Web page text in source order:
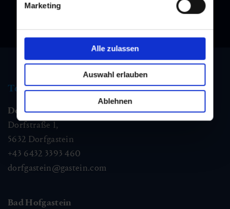
Marketing
Alle zulassen
Auswahl erlauben
Ablehnen
Tourismus Information
Dorfgastein
Dorfstraße 1,
5632 Dorfgastein
+43 6432 3393 460
dorfgastein@gastein.com
Bad Hofgastein